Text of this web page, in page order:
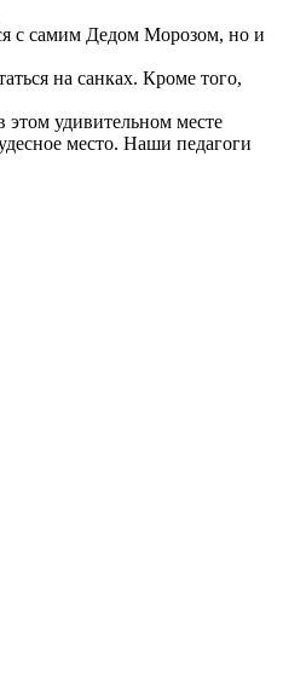
с самим Дедом Морозом, но и
на санках. Кроме того,
удивительном месте
место. Наши педагоги